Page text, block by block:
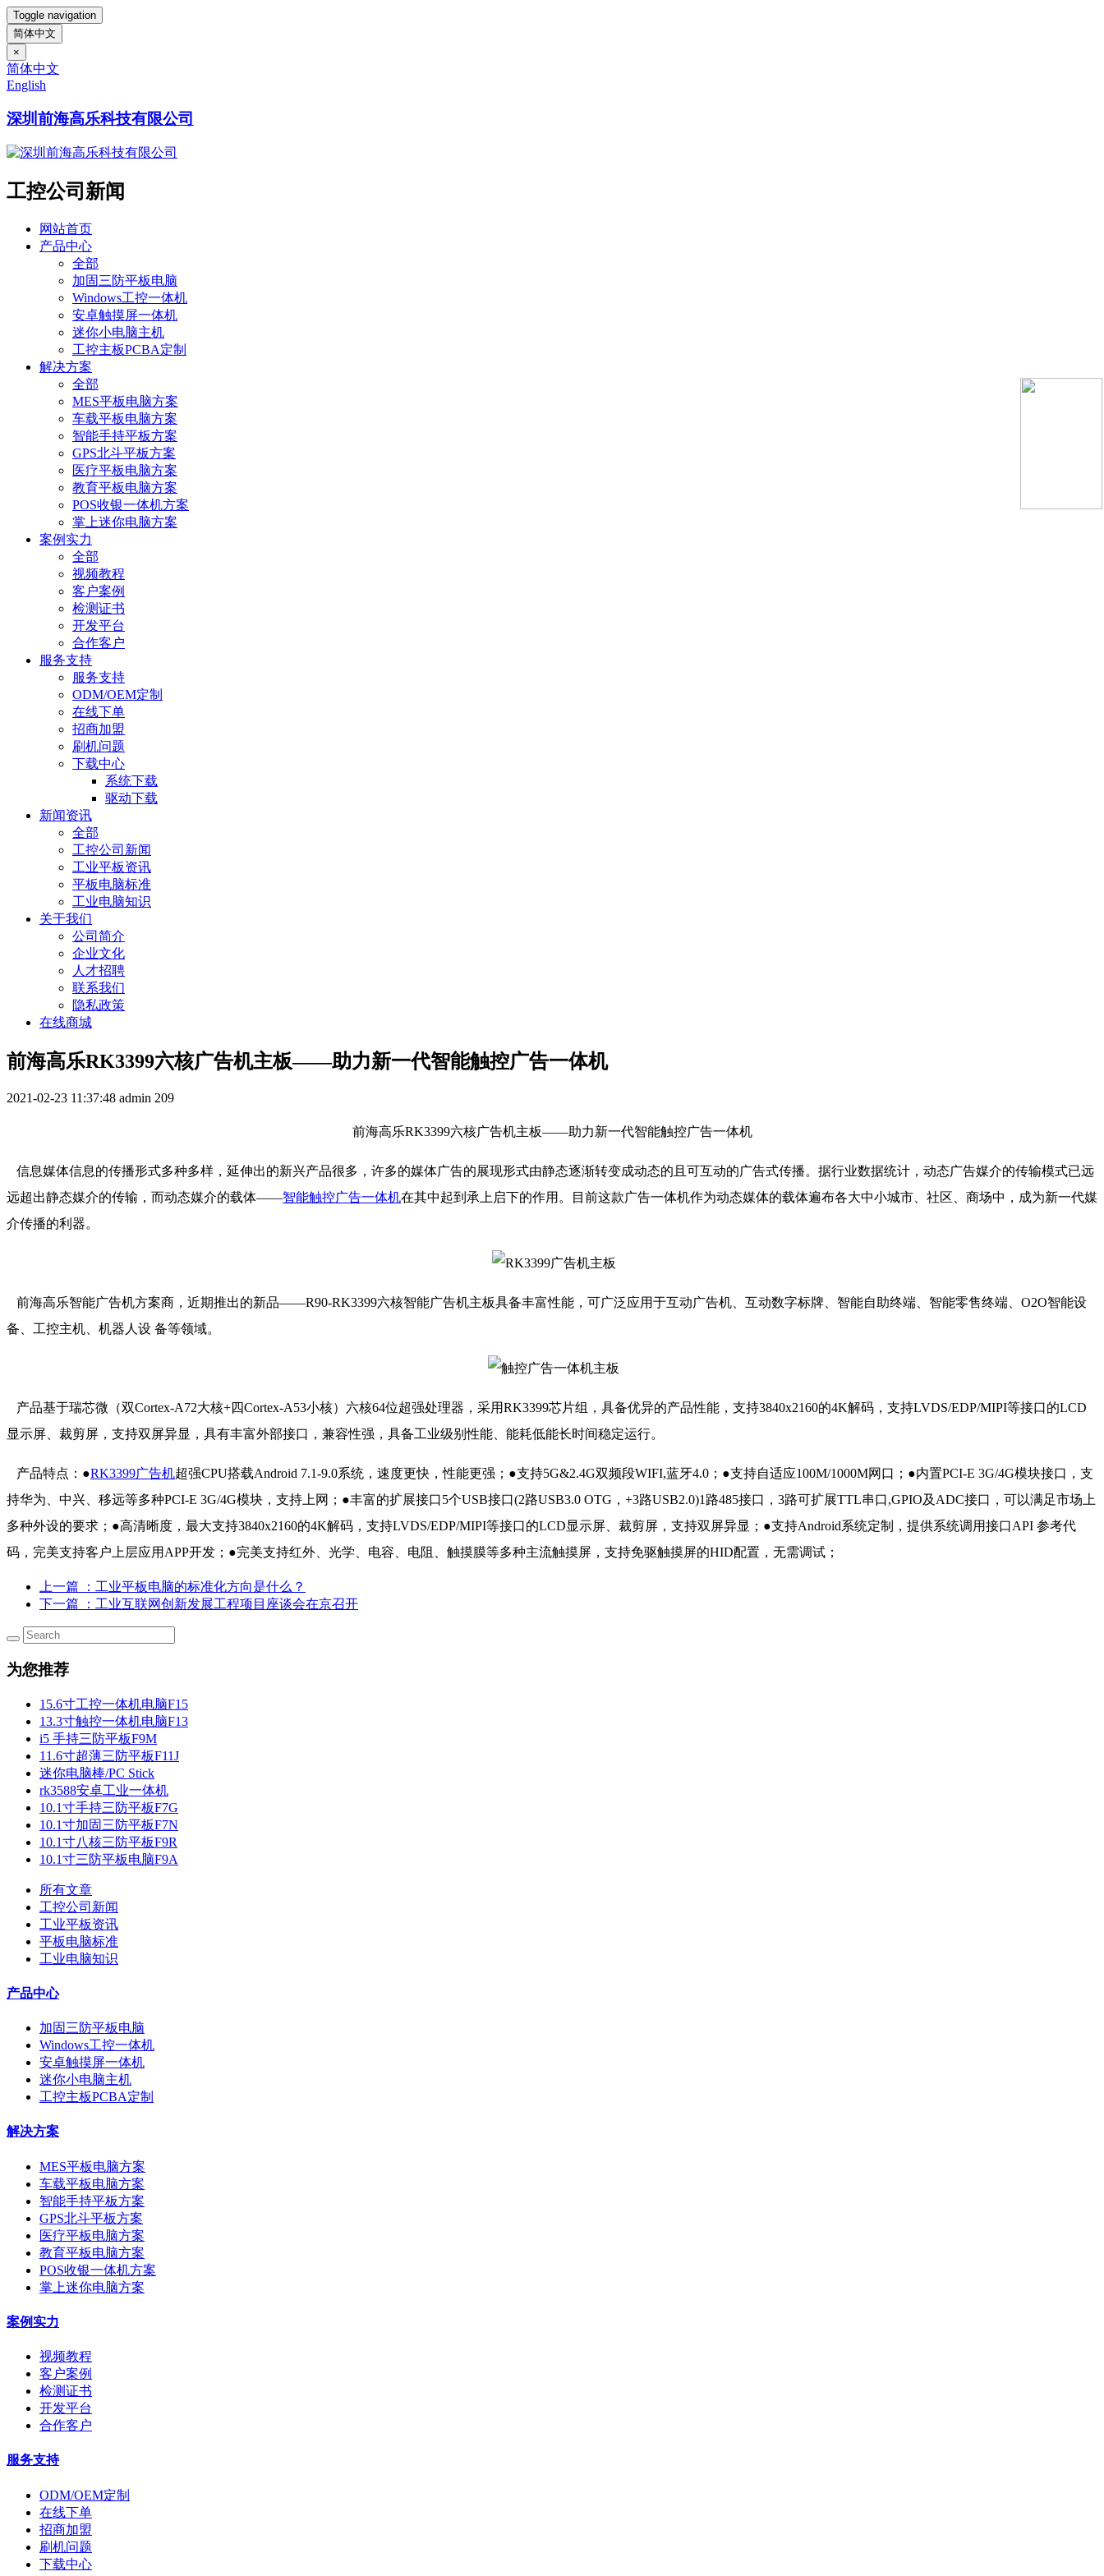
Toggle navigation
简体中文
×
简体中文
English
深圳前海高乐科技有限公司
工控公司新闻
网站首页
产品中心
全部
加固三防平板电脑
Windows工控一体机
安卓触摸屏一体机
迷你小电脑主机
工控主板PCBA定制
解决方案
全部
MES平板电脑方案
车载平板电脑方案
智能手持平板方案
GPS北斗平板方案
医疗平板电脑方案
教育平板电脑方案
POS收银一体机方案
掌上迷你电脑方案
案例实力
全部
视频教程
客户案例
检测证书
开发平台
合作客户
服务支持
服务支持
ODM/OEM定制
在线下单
招商加盟
刷机问题
下载中心
系统下载
驱动下载
新闻资讯
全部
工控公司新闻
工业平板资讯
平板电脑标准
工业电脑知识
关于我们
公司简介
企业文化
人才招聘
联系我们
隐私政策
在线商城
前海高乐RK3399六核广告机主板——助力新一代智能触控广告一体机
2021-02-23 11:37:48 admin 209
前海高乐RK3399六核广告机主板——助力新一代智能触控广告一体机
信息媒体信息的传播形式多种多样，延伸出的新兴产品很多，许多的媒体广告的展现形式由静态逐渐转变成动态的且可互动的广告式传播。据行业数据统计，动态广告媒介的传输模式已远
远超出静态媒介的传输，而动态媒介的载体——智能触控广告一体机在其中起到承上启下的作用。目前这款广告一体机作为动态媒体的载体遍布各大中小城市、社区、商场中，成为新一代媒
介传播的利器。
前海高乐智能广告机方案商，近期推出的新品——R90-RK3399六核智能广告机主板具备丰富性能，可广泛应用于互动广告机、互动数字标牌、智能自助终端、智能零售终端、O2O智能设
备、工控主机、机器人设 备等领域。
产品基于瑞芯微（双Cortex-A72大核+四Cortex-A53小核）六核64位超强处理器，采用RK3399芯片组，具备优异的产品性能，支持3840x2160的4K解码，支持LVDS/EDP/MIPI等接口的LCD
显示屏、裁剪屏，支持双屏异显，具有丰富外部接口，兼容性强，具备工业级别性能、能耗低能长时间稳定运行。
产品特点：●RK3399广告机超强CPU搭载Android 7.1-9.0系统，速度更快，性能更强；●支持5G&2.4G双频段WIFI,蓝牙4.0；●支持自适应100M/1000M网口；●内置PCI-E 3G/4G模块接口，支
持华为、中兴、移远等多种PCI-E 3G/4G模块，支持上网；●丰富的扩展接口5个USB接口(2路USB3.0 OTG，+3路USB2.0)1路485接口，3路可扩展TTL串口,GPIO及ADC接口，可以满足市场上
多种外设的要求；●高清晰度，最大支持3840x2160的4K解码，支持LVDS/EDP/MIPI等接口的LCD显示屏、裁剪屏，支持双屏异显；●支持Android系统定制，提供系统调用接口API 参考代
码，完美支持客户上层应用APP开发；●完美支持红外、光学、电容、电阻、触摸膜等多种主流触摸屏，支持免驱触摸屏的HID配置，无需调试；
上一篇
：工业平板电脑的标准化方向是什么？
下一篇
：工业互联网创新发展工程项目座谈会在京召开
为您推荐
15.6寸工控一体机电脑F15
13.3寸触控一体机电脑F13
i5 手持三防平板F9M
11.6寸超薄三防平板F11J
迷你电脑棒/PC Stick
rk3588安卓工业一体机
10.1寸手持三防平板F7G
10.1寸加固三防平板F7N
10.1寸八核三防平板F9R
10.1寸三防平板电脑F9A
所有文章
工控公司新闻
工业平板资讯
平板电脑标准
工业电脑知识
产品中心
加固三防平板电脑
Windows工控一体机
安卓触摸屏一体机
迷你小电脑主机
工控主板PCBA定制
解决方案
MES平板电脑方案
车载平板电脑方案
智能手持平板方案
GPS北斗平板方案
医疗平板电脑方案
教育平板电脑方案
POS收银一体机方案
掌上迷你电脑方案
案例实力
视频教程
客户案例
检测证书
开发平台
合作客户
服务支持
ODM/OEM定制
在线下单
招商加盟
刷机问题
下载中心